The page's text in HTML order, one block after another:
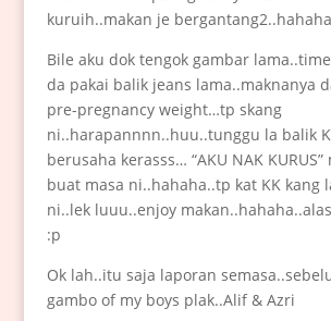
kuruih..makan je
Bile aku dok tengok gambar
da pakai balik jeans lama..maknanya
pre-pregnancy weight…tp skang
ni..harapannnn..huu..tunggu la balik
berusaha kerasss… “AKU NAK
buat masa ni..hahaha..tp kat KK kang
ni..lek luuu..enjoy
:p
Ok lah..itu saja laporan
gambo of my boys plak..Alif & Azri